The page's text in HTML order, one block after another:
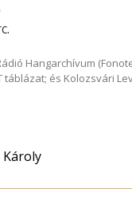
Hangarchívum
táblázat; és Kolozsvári
Károly